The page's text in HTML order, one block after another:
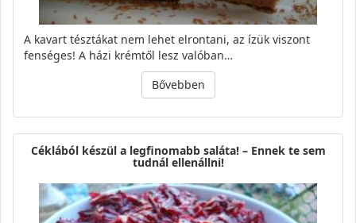
A kavart tésztákat nem lehet elrontani, az ízük viszont
fenséges! A házi krémtől lesz valóban…
Bővebben
Céklából készül a legfinomabb saláta! – Ennek te sem
tudnál ellenállni!